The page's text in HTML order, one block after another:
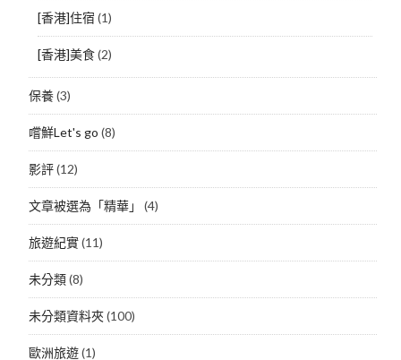
[香港]住宿 (1)
[香港]美食(2)
保養(3)
嚐鮮Let's go (8)
影評(12)
文章被選為「精華」 (4)
旅遊紀實(11)
未分類(8)
未分類資料夾(100)
歐洲旅遊(1)